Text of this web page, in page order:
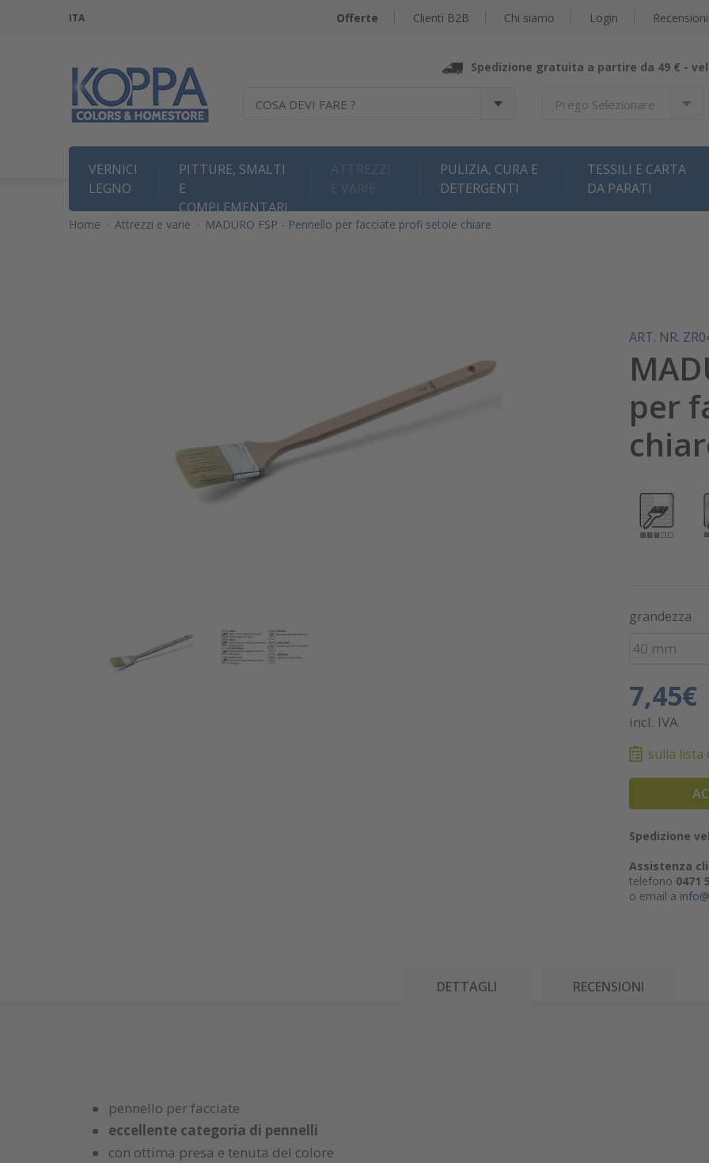
ITA Offerte Clienti B2B Chi siamo Login Recensioni
Spedizione gratuita a partire da 49 € -
COSA DEVI FARE ? Prego Selezionare
VERNICI
LEGNO
PITTURE, SMALTI
E
COMPLEMENTARI
PULIZIA, CURA E
DETERGENTI
TESSILI E CARTA
DA PARATI
Home · Attrezzi e varie · MADURO FSP - Pennello per facciate profi setole chiare
ART. NR.
per
grandezza
40 mm
7,45€
incl. IVA
sulla lista
Spedizione
Assistenza
telefono 0471
o email a
DETTAGLI RECENSIONI
pennello per facciate
eccellente categoria di pennelli
con ottima presa e tenuta del colore